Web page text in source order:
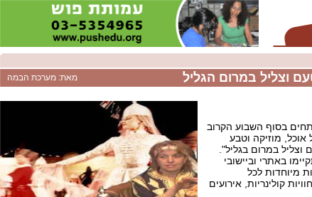
מאת: מערכת הבמה וצליל במרום הגליל
בסוף השבוע הקרוב
מוזיקה וטבע
במרום בגליל".
באתרי וביישובי
מיוחדות לכל
קולינריות, אירועים